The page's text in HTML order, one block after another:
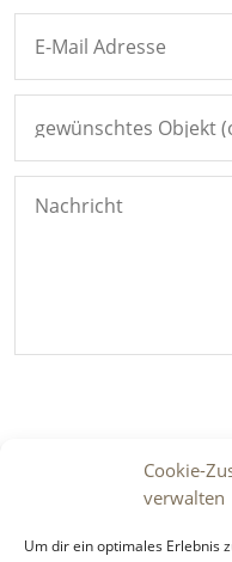
Cookie-
verwalten
Um dir ein optimales Erlebnis